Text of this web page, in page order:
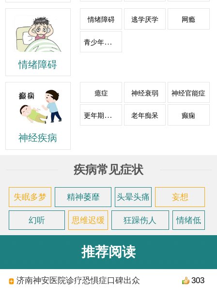
情绪障碍
情绪障碍 逃学厌学 网瘾
青少年心理障碍
神经疾病
癔症 神经衰弱 神经官能症
更年期综合症 老年痴呆 癫痫
疾病常见症状
失眠多梦 精神萎靡 头晕头痛 妄想
幻听 思维迟缓 狂躁伤人 情绪低
推荐阅读
303
济南神安医院诊疗恐惧症口碑出众